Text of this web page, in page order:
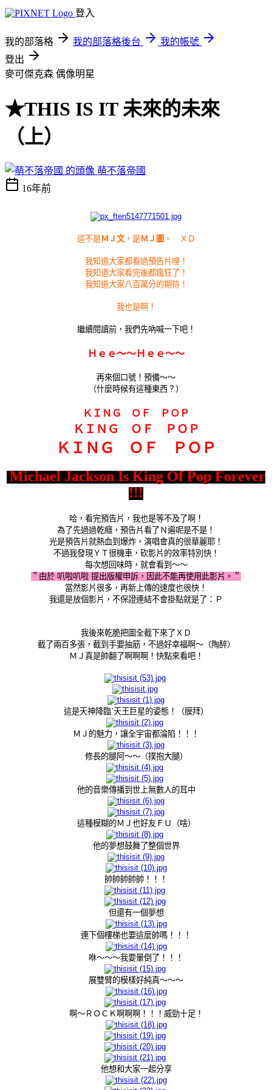
登入
我的部落格 我的部落格後台
我的帳號
登出
麥可傑克森 偶像明星
★THIS IS IT 未來的未來
（上）
萌不落帝國
16年前
這不是ＭＪ文，是ＭＪ圖 。 ＸＤ
我知道大家都看過預告片哩！
我知道大家看完後都瘋狂了！
我知道大家八百萬分的期待！
我也是啊！
繼續閱讀前，我們先吶喊一下吧！
Ｈｅｅ～～ Ｈｅｅ～～
再來個口號！預備～～
（什麼時候有這種東西？）
ＫＩＮＧ ＯＦ ＰＯＰ
ＫＩＮＧ ＯＦ ＰＯＰ
ＫＩＮＧ ＯＦ ＰＯＰ
Michael Jackson Is King Of Pop Forever
!!!
哈，看完預告片，我也是等不及了啊！
為了先過過乾癮，預告片看了Ｎ遍呢是不是！
光是預告片就熱血到爆炸，演唱會真的很華麗耶！
不過我發現ＹＴ很機車，砍影片的效率特別快！
每次想回味時，就會看到～～
＂由於 叭啦叭啦 提出版權申訴，因此不能再使用此影片。＂
當然影片很多，再新上傳的速度也很快！
我還是放個影片，不保證連結不會掛點就是了：Ｐ
我後來乾脆把圖全截下來了ＸＤ
截了兩百多張，截到手要抽筋，不過好幸福啊～（陶醉）
ＭＪ真是帥翻了啊啊啊！快點來看吧！
這是天神降臨ˋ天王巨星的姿態！（膜拜）
ＭＪ的魅力，讓全宇宙都淪陷！！！
修長的腿阿～～（撲抱大腿）
他的音樂傳播到世上無數人的耳中
這種模糊的ＭＪ也好友ＦＵ（啥）
他的夢想鼓舞了整個世界
帥帥帥帥帥！！！
但還有一個夢想
連下個樓梯也要這麼帥嗎！！！
咻～～～我要暈倒了！！！
展雙臂的模樣好純真～～～
啊～ＲＯＣＫ啊啊啊！！！威勁十足！
他想和大家一起分享